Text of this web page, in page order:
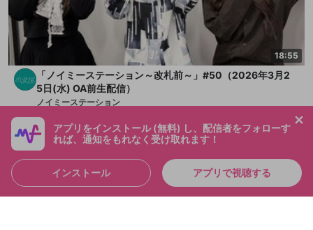
18:55
「ノイミーステーション～改札前～」#50（2026年3月2
5日(水) OA前生配信）
ノイミーステーション
アプリをインストール (無料) し、配信者をフォローす
れば、通知をもれなく受け取れます！
インストール アプリで視聴する